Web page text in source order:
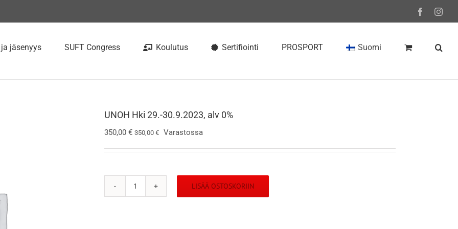
Facebook
jäsenyys SUFT Congress Koulutus Sertifiointi PROSPORT Suomi
UNOH Hki 29.-30.9.2023, alv 0%
350,00 € 350,00 € Varastossa
UNOH
LISÄÄ OSTOSKORIIN